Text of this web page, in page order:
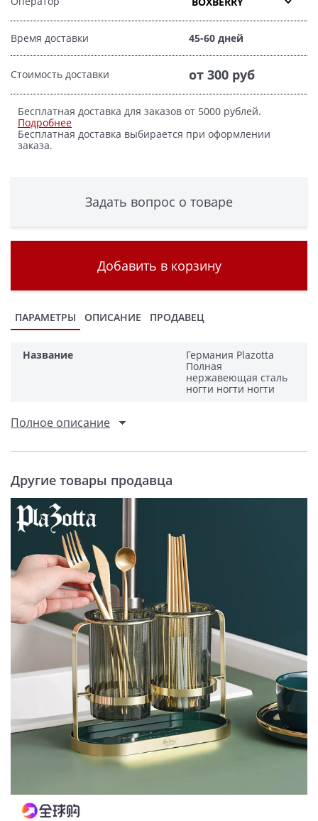
Время доставки 45-60 дней
Стоимость доставки от 300 руб
Бесплатная доставка для заказов от 5000 рублей.
Подробнее
Бесплатная доставка выбирается при оформлении
заказа.
Задать вопрос о товаре
Добавить в корзину
ПАРАМЕТРЫ ОПИСАНИЕ ПРОДАВЕЦ
Название
Германия Plazotta
Полная
нержавеющая сталь
ногти ногти ногти
Полное описание
Другие товары продавца